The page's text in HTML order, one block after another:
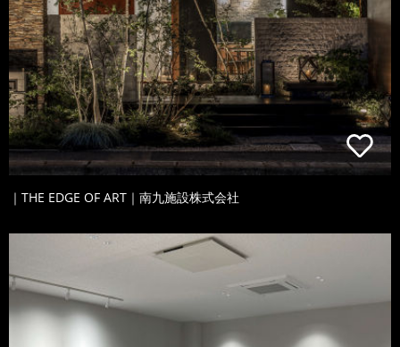
｜THE EDGE OF ART｜南九施設株式会社